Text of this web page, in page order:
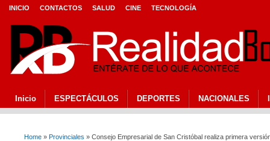
INICIO CONTACTOS SALUD CINE TECNOLOGÍA
Inicio ESPECTÁCULOS DEPORTES NACIONALES
Home » Provinciales » Consejo Empresarial de San Cristóbal realiza primera